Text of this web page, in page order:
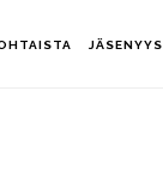
JÄSENYYS